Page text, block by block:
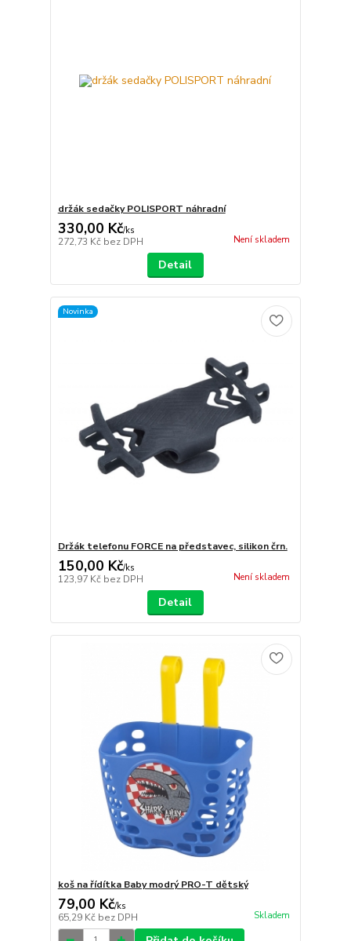
držák sedačky POLISPORT náhradní
330,00 Kč/ks
272,73 Kč bez DPH Není skladem
Detail
Novinka
Držák telefonu FORCE na představec, silikon črn.
150,00 Kč/ks
123,97 Kč bez DPH Není skladem
Detail
koš na řídítka Baby modrý PRO-T dětský
79,00 Kč/ks
65,29 Kč bez DPH Skladem